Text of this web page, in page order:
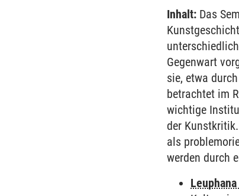
Inhalt: Das
Gegenwart
sie, etwa
betrachtet im
wichtige
der
als
werden durch